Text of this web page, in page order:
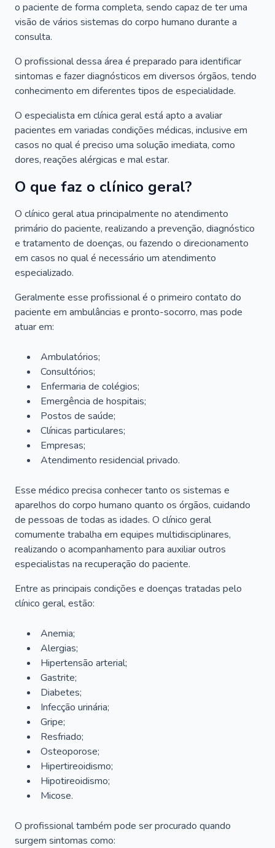
o paciente de forma completa, sendo capaz de ter uma
visão de vários sistemas do corpo humano durante a
consulta.
O profissional dessa área é preparado para identificar
sintomas e fazer diagnósticos em diversos órgãos, tendo
conhecimento em diferentes tipos de especialidade.
O especialista em clínica geral está apto a avaliar
pacientes em variadas condições médicas, inclusive em
casos no qual é preciso uma solução imediata, como
dores, reações alérgicas e mal estar.
O que faz o clínico geral?
O clínico geral atua principalmente no atendimento
primário do paciente, realizando a prevenção, diagnóstico
e tratamento de doenças, ou fazendo o direcionamento
em casos no qual é necessário um atendimento
especializado.
Geralmente esse profissional é o primeiro contato do
paciente em ambulâncias e pronto-socorro, mas pode
atuar em:
Ambulatórios;
Consultórios;
Enfermaria de colégios;
Emergência de hospitais;
Postos de saúde;
Clínicas particulares;
Empresas;
Atendimento residencial privado.
Esse médico precisa conhecer tanto os sistemas e
aparelhos do corpo humano quanto os órgãos, cuidando
de pessoas de todas as idades. O clínico geral
comumente trabalha em equipes multidisciplinares,
realizando o acompanhamento para auxiliar outros
especialistas na recuperação do paciente.
Entre as principais condições e doenças tratadas pelo
clínico geral, estão:
Anemia;
Alergias;
Hipertensão arterial;
Gastrite;
Diabetes;
Infecção urinária;
Gripe;
Resfriado;
Osteoporose;
Hipertireoidismo;
Hipotireoidismo;
Micose.
O profissional também pode ser procurado quando
surgem sintomas como: